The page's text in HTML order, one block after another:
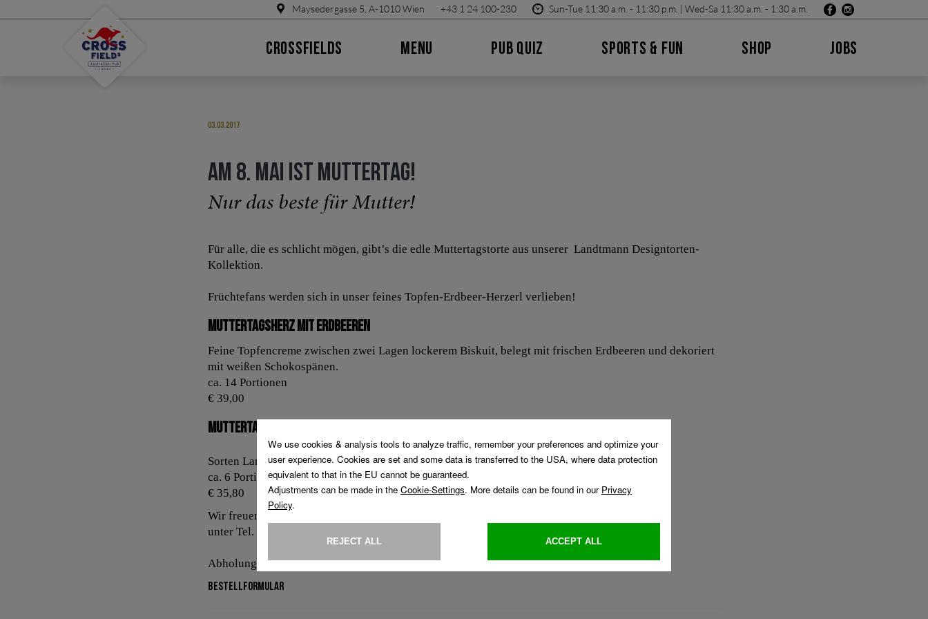
Maysedergasse 5, A-1010 Wien +43 1 24 100-230 Sun-Tue 11:30 a.m. - 11:30 p.m. | Wed-Sa 11:30 a.m. - 1:30 a.m.
CROSSFIELDS MENU PUB QUIZ SPORTS & FUN SHOP JOBS
03.03.2017
AM 8. MAI IST MUTTERTAG!
Nur das beste für Mutter!
Für alle, die es schlicht mögen, gibt’s die edle Muttertagstorte aus unserer Landtmann Designtorten-
Kollektion.
Früchtefans werden sich in unser feines Topfen-Erdbeer-Herzerl verlieben!
Muttertagsherz mit Erdbeeren
Feine Topfencreme zwischen zwei Lagen lockerem Biskuit, belegt mit frischen Erdbeeren und dekoriert
mit weißen Schokospänen.
ca. 14 Portionen
€ 39,00
Muttertagstorte Landtmann Kollektion
Sorten Landtmann’s feine Torte, Sacher, Erdbeer Schokolade oder Esterhazy
ca. 6 Portionen
€ 35,80
Wir freuen uns auf Ihre Vorbestellung (bis Freitag 6.5., 15 Uhr)
unter Tel. 24 100-513 oder per E-Mail an monika.rechnitzer@landtmann.at
Abholung in jedem unserer Kaffeehäuser möglich.
Bestellformular